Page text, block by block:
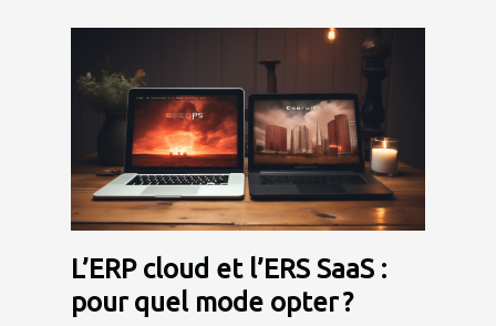
L’ERP cloud et l’ERS SaaS :
pour quel mode opter ?